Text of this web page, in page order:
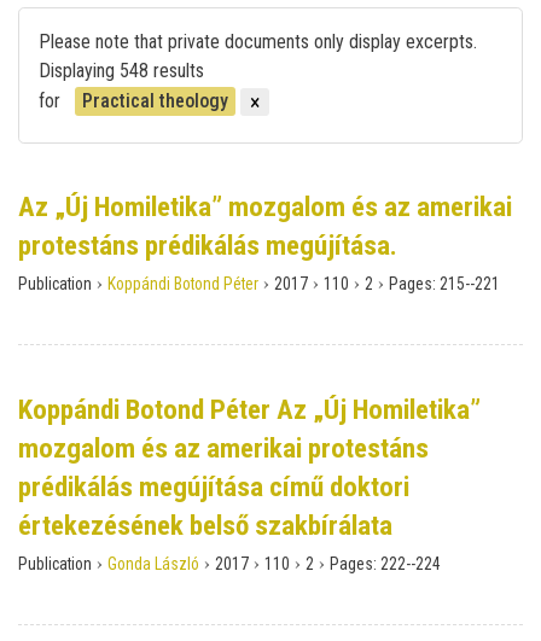
Please note that private documents only display excerpts.
Displaying 548 results
for
Practical theology
Az „Új Homiletika” mozgalom és az amerikai
protestáns prédikálás megújítása.
Publication › Koppándi Botond Péter › 2017 › 110 › 2 › Pages: 215--221
Koppándi Botond Péter Az „Új Homiletika”
mozgalom és az amerikai protestáns
prédikálás megújítása című doktori
értekezésének belső szakbírálata
Publication › Gonda László › 2017 › 110 › 2 › Pages: 222--224